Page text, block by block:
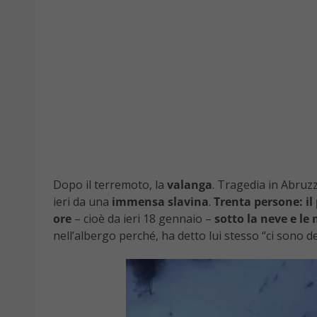
Dopo il terremoto, la valanga. Tragedia in
ieri da una immensa slavina. Trenta persone: il
ore – cioè da ieri 18 gennaio – sotto la neve e le
nell’albergo perché, ha detto lui stesso “ci sono